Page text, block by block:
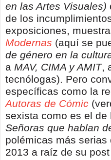
en las Artes Visuales)
de los
exposiciones,
Modernas (aquí se
de género en la
a MAV, CIMA y AMIT,
tecnólogas). Pero
específicas como la
Autoras de Cómic
sexista como es el
Señoras que hablan
polémicas más
2013 a raíz de su post